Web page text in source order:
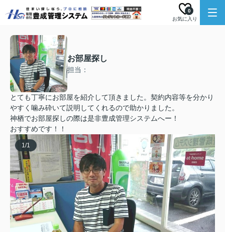
お気に入り
0
お部屋探し
担当：
とても丁寧にお部屋を紹介して頂きました。契約内容等を分かり
やすく噛み砕いて説明してくれるので助かりました。
神栖でお部屋探しの際は是非豊成管理システムへー！
おすすめです！！
1/1